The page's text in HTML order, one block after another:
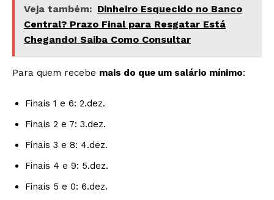
Veja também: Dinheiro Esquecido no Banco
Central? Prazo Final para Resgatar Está
Chegando! Saiba Como Consultar
Para quem recebe mais do que um salário mínimo:
Finais 1 e 6: 2.dez.
Finais 2 e 7: 3.dez.
Finais 3 e 8: 4.dez.
Finais 4 e 9: 5.dez.
Finais 5 e 0: 6.dez.